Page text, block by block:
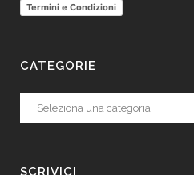
Termini e Condizioni
CATEGORIE
Categorie
SCRIVICI